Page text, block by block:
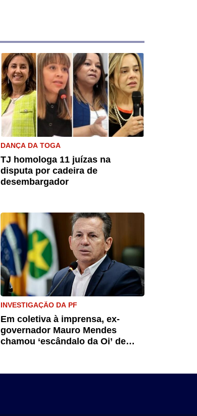
DANÇA DA TOGA
TJ homologa 11 juízas na
disputa por cadeira de
desembargador
INVESTIGAÇÃO DA PF
Em coletiva à imprensa, ex-
governador Mauro Mendes
chamou ‘escândalo da Oi’ de